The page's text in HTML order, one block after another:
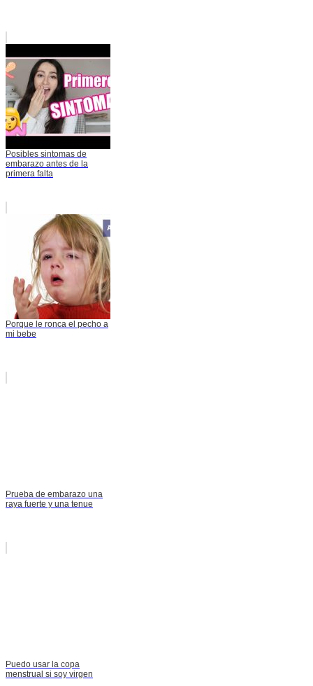
Posibles sintomas de
embarazo antes de la
primera falta
Porque le ronca el pecho a
mi bebe
Prueba de embarazo una
raya fuerte y una tenue
Puedo usar la copa
menstrual si soy virgen